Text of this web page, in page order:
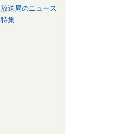
放送局のニュース
特集